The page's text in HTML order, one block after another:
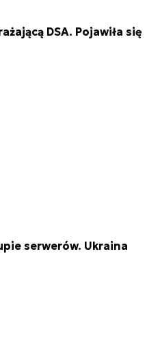
DSA. Pojawiła się
serwerów. Ukraina